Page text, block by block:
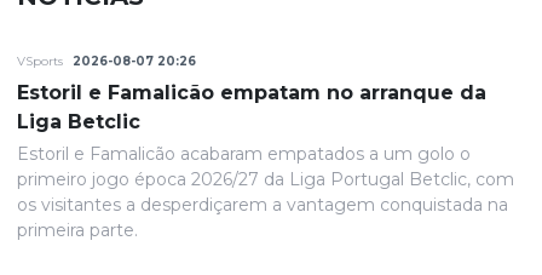
VSports 2026-08-07 20:26
Estoril e Famalicão empatam no arranque da
Liga Betclic
Estoril e Famalicão acabaram empatados a um golo o
primeiro jogo época 2026/27 da Liga Portugal Betclic, com
os visitantes a desperdiçarem a vantagem conquistada na
primeira parte.